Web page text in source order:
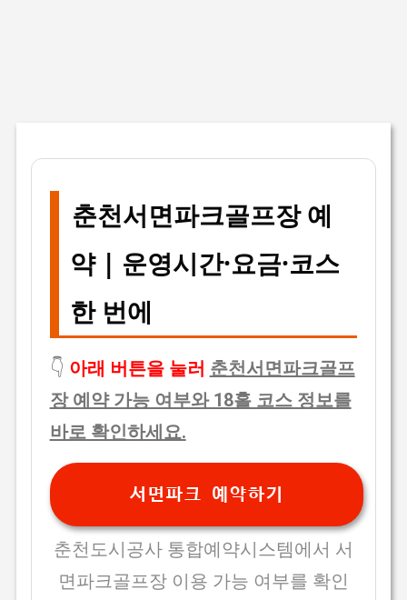
춘천서면파크골프장 예
약 | 운영시간·요금·코스
한 번에
👇 아래 버튼을 눌러 춘천서면파크골프
장 예약 가능 여부와 18홀 코스 정보를
바로 확인하세요.
서면파크 예약하기
춘천도시공사 통합예약시스템에서 서
면파크골프장 이용 가능 여부를 확인